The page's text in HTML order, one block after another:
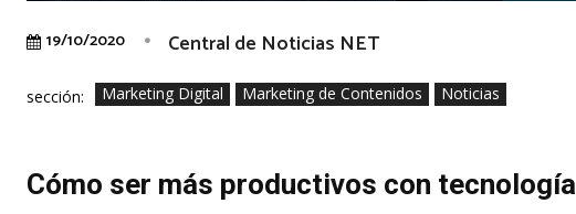
19/10/2020 Central de Noticias NET
sección: Marketing Digital Marketing de Contenidos Noticias
Cómo ser más productivos con tecnología